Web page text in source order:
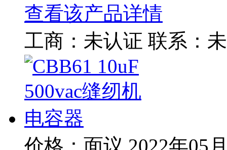
查看该产品详情
工商： 未认证 联系：
价格：面议 2022年05